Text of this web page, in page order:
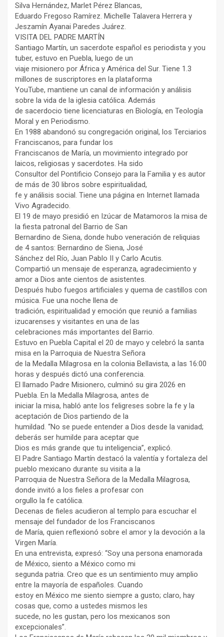
Silva Hernández, Marlet Pérez Blancas,
Eduardo Fregoso Ramírez. Michelle Talavera Herrera y
Jeszamín Ayanai Paredes Juárez.
VISITA DEL PADRE MARTÍN
Santiago Martín, un sacerdote español es periodista y you
tuber, estuvo en Puebla, luego de un
viaje misionero por África y América del Sur. Tiene 1.3
millones de suscriptores en la plataforma
YouTube, mantiene un canal de información y análisis
sobre la vida de la iglesia católica. Además
de sacerdocio tiene licenciaturas en Biología, en Teología
Moral y en Periodismo.
En 1988 abandonó su congregación original, los Terciarios
Franciscanos, para fundar los
Franciscanos de María, un movimiento integrado por
laicos, religiosas y sacerdotes. Ha sido
Consultor del Pontificio Consejo para la Familia y es autor
de más de 30 libros sobre espiritualidad,
fe y análisis social. Tiene una página en Internet llamada
Vivo Agradecido.
El 19 de mayo presidió en Izúcar de Matamoros la misa de
la fiesta patronal del Barrio de San
Bernardino de Siena, donde hubo veneración de reliquias
de 4 santos: Bernardino de Siena, José
Sánchez del Río, Juan Pablo II y Carlo Acutis.
Compartió un mensaje de esperanza, agradecimiento y
amor a Dios ante cientos de asistentes.
Después hubo fuegos artificiales y quema de castillos con
música. Fue una noche llena de
tradición, espiritualidad y emoción que reunió a familias
izucarenses y visitantes en una de las
celebraciones más importantes del Barrio.
Estuvo en Puebla Capital el 20 de mayo y celebró la santa
misa en la Parroquia de Nuestra Señora
de la Medalla Milagrosa en la colonia Bellavista, a las 16:00
horas y después dictó una conferencia.
El llamado Padre Misionero, culminó su gira 2026 en
Puebla. En la Medalla Milagrosa, antes de
iniciar la misa, habló ante los feligreses sobre la fe y la
aceptación de Dios partiendo de la
humildad. “No se puede entender a Dios desde la vanidad;
deberás ser humilde para aceptar que
Dios es más grande que tu inteligencia”, explicó.
El Padre Santiago Martín destacó la valentía y fortaleza del
pueblo mexicano durante su visita a la
Parroquia de Nuestra Señora de la Medalla Milagrosa,
donde invitó a los fieles a profesar con
orgullo la fe católica.
Decenas de fieles acudieron al templo para escuchar el
mensaje del fundador de los Franciscanos
de María, quien reflexionó sobre el amor y la devoción a la
Virgen María.
En una entrevista, expresó: “Soy una persona enamorada
de México, siento a México como mi
segunda patria. Creo que es un sentimiento muy amplio
entre la mayoría de españoles. Cuando
estoy en México me siento siempre a gusto; claro, hay
cosas que, como a ustedes mismos les
sucede, no les gustan, pero los mexicanos son
excepcionales”.